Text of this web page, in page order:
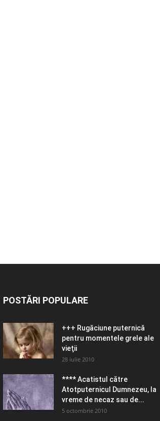
POSTĂRI POPULARE
+++ Rugăciune puternică
pentru momentele grele ale
vieţii
28 iulie 2010
**** Acatistul către
Atotputernicul Dumnezeu, la
vreme de necaz sau de...
5 octombrie 2010